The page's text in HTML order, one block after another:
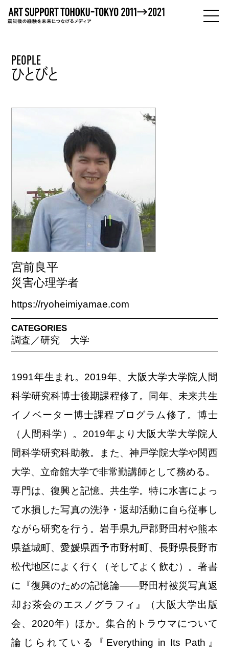
ひとびと
PEOPLE
ひとびと
宮前良平
災害心理学者
https://ryoheimiyamae.com
CATEGORIES
調査／研究 大学
1991年生まれ。2019年、大阪大学大学院人間
科学研究科博士後期課程修了。同年、未来共生
イノベーター博士課程プログラム修了。博士
（人間科学）。2019年より大阪大学大学院人
間科学研究科助教。また、神戸学院大学や関西
大学、立命館大学で非常勤講師として務める。
専門は、復興と記憶。共生学。特に水害によっ
て水損した写真の洗浄・返却活動に自ら従事し
ながら研究を行う。岩手県九戸郡野田村や熊本
県益城町、愛媛県西予市野村町、長野県長野市
松代地区によく行く（そしてよく飲む）。著書
に『復興のための記憶論――野田村被災写真返
却お茶会のエスノグラフィ』（大阪大学出版
会、2020年）ほか。集合的トラウマについて
論じられている『Everything in Its Path』